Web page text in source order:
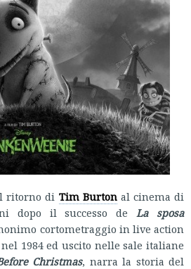
ritorno di Tim Burtonal cinema di
dopo il successo de La sposa
cortometraggio in live action
1984 ed uscito nelle sale italiane
Christmas, narra la storia del